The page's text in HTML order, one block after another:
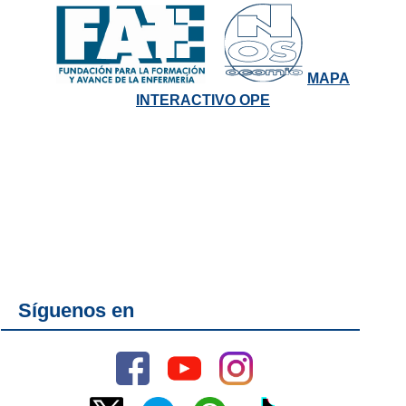
MAPA
INTERACTIVO OPE
Síguenos en